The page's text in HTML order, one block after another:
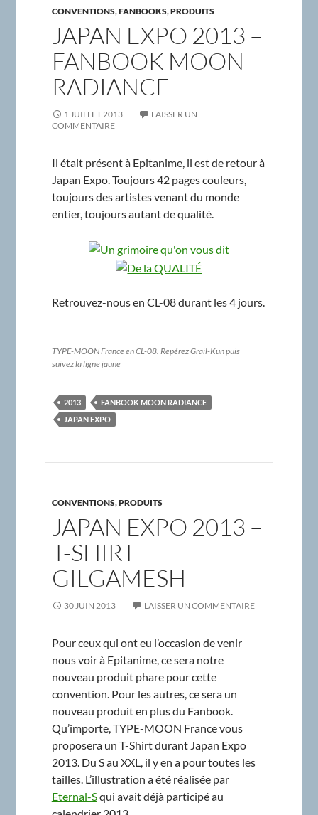
CONVENTIONS,FANBOOKS,PRODUITS
JAPAN EXPO 2013 –
FANBOOK MOON
RADIANCE
1 JUILLET 2013
LAISSER UN
COMMENTAIRE
Il était présent à Epitanime, il est de retour à
Japan Expo. Toujours 42 pages couleurs,
toujours des artistes venant du monde
entier, toujours autant de qualité.
Retrouvez-nous en CL-08 durant les 4 jours.
TYPE-MOON France en CL-08. Repérez Grail-Kun puis
suivez la ligne jaune
2013
FANBOOK MOON RADIANCE
JAPAN EXPO
CONVENTIONS,PRODUITS
JAPAN EXPO 2013 –
T-SHIRT
GILGAMESH
30 JUIN 2013 LAISSER UN COMMENTAIRE
Pour ceux qui ont eu l’occasion de venir
nous voir à Epitanime, ce sera notre
nouveau produit phare pour cette
convention. Pour les autres, ce sera un
nouveau produit en plus du Fanbook.
Qu’importe, TYPE-MOON France vous
proposera un T-Shirt durant Japan Expo
2013. Du S au XXL, il y en a pour toutes les
tailles. L’illustration a été réalisée par
Eternal-Squi avait déjà participé au